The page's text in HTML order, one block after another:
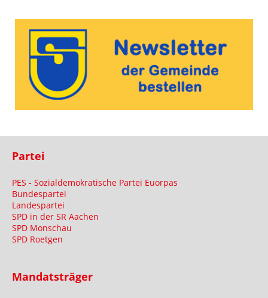
Partei
PES - Sozialdemokratische Partei Euorpas
Bundespartei
Landespartei
SPD in der SR Aachen
SPD Monschau
SPD Roetgen
Mandatsträger